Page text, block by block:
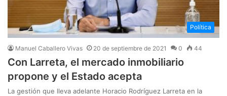
Política
Manuel Caballero Vivas 20 de septiembre de 2021 0 44
Con Larreta, el mercado inmobiliario
propone y el Estado acepta
La gestión que lleva adelante Horacio Rodríguez Larreta en la